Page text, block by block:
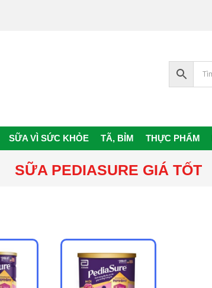
Primary
Menu
SỮA VÌ SỨC KHỎE TÃ, BỈM THỰC PHẨM
SỮA PEDIASURE GIÁ TỐT